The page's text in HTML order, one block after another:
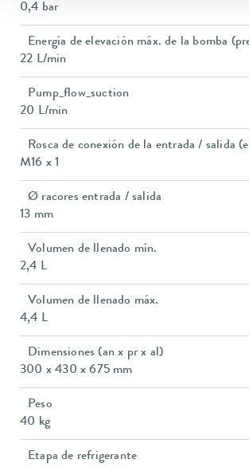
0,4 bar
Energía de elevación máx. de la bomba
22 L/min
Pump_flow_suction
20 L/min
Rosca de conexión de la entrada / salida
M16 x 1
Ø racores entrada / salida
13 mm
Volumen de llenado mín.
2,4 L
Volumen de llenado máx.
4,4 L
Dimensiones (an x pr x al)
300 x 430 x 675 mm
Peso
40 kg
Etapa de refrigerante